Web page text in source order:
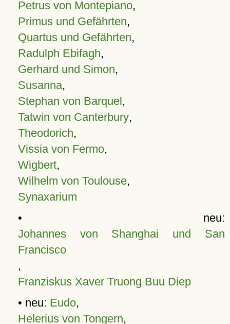
Petrus von Montepiano,
Primus und Gefährten,
Quartus und Gefährten,
Radulph Ebifagh,
Gerhard und Simon,
Susanna,
Stephan von Barquel,
Tatwin von Canterbury,
Theodorich,
Vissia von Fermo,
Wigbert,
Wilhelm von Toulouse,
Synaxarium
• neu:
Johannes von Shanghai und San
Francisco
,
Franziskus Xaver Truong Buu Diep
• neu: Eudo,
Helerius von Tongern,